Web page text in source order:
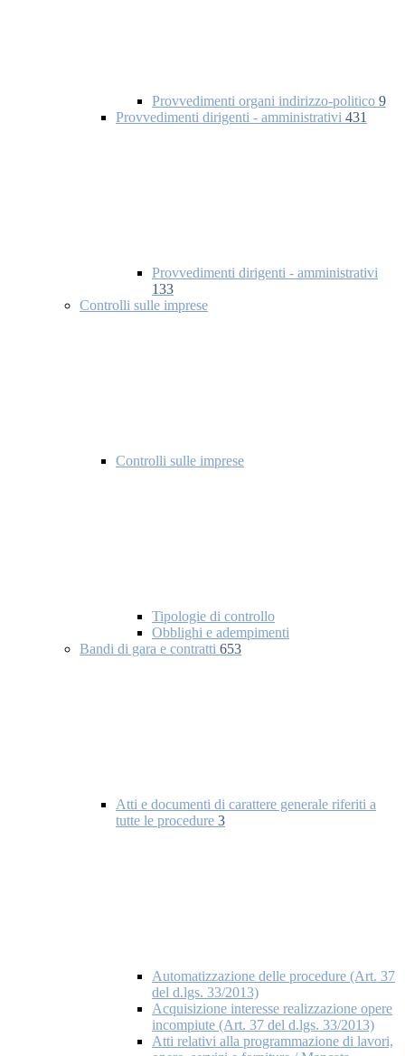
Provvedimenti organi indirizzo-politico 9
Provvedimenti dirigenti - amministrativi 431
Provvedimenti dirigenti - amministrativi
133
Controlli sulle imprese
Controlli sulle imprese
Tipologie di controllo
Obblighi e adempimenti
Bandi di gara e contratti 653
Atti e documenti di carattere generale riferiti a
tutte le procedure 3
Automatizzazione delle procedure (Art. 37
del d.lgs. 33/2013)
Acquisizione interesse realizzazione opere
incompiute (Art. 37 del d.lgs. 33/2013)
Atti relativi alla programmazione di lavori,